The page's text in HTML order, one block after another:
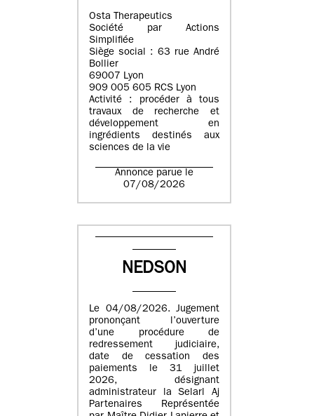
Osta Therapeutics
Société par Actions
Simplifiée
Siège social : 63 rue André
Bollier
69007 Lyon
909 005 605 RCS Lyon
Activité : procéder à tous
travaux de recherche et
développement en
ingrédients destinés aux
sciences de la vie
Annonce parue le
07/08/2026
NEDSON
Le 04/08/2026. Jugement
prononçant l’ouverture
d’une procédure de
redressement judiciaire,
date de cessation des
paiements le 31 juillet
2026, désignant
administrateur la Selarl Aj
Partenaires Représentée